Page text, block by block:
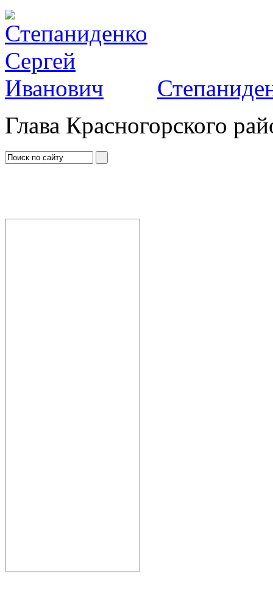
Глава Красногорского